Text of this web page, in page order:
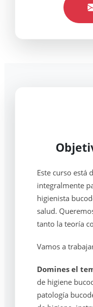
Este curso está
integralmente
higienista
salud.
tanto la teoría
Vamos a
Domines el
de higiene
patología